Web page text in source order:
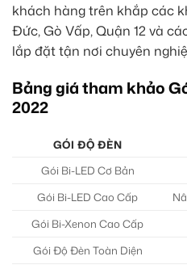
khách hàng trên khắp các
Đức, Gò Vấp, Quận 12 và
lắp đặt tận nơi chuyên
Bảng giá tham khảo
2022
GÓI ĐỘ ĐÈN
Gói Bi-LED Cơ Bản
Gói Bi-LED Cao Cấp
Gói Bi-Xenon Cao Cấp
Gói Độ Đèn Toàn Diện